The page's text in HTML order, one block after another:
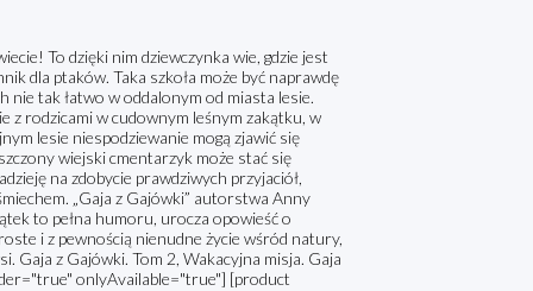
To dzięki nim dziewczynka wie, gdzie jest
dla ptaków. Taka szkoła może być naprawdę
nie tak łatwo w oddalonym od miasta lesie.
z rodzicami w cudownym leśnym zakątku, w
lesie niespodziewanie mogą zjawić się
wiejski cmentarzyk może stać się
na zdobycie prawdziwych przyjaciół,
„Gaja z Gajówki” autorstwa Anny
to pełna humoru, urocza opowieść o
i z pewnością nienudne życie wśród natury,
Gaja z Gajówki. Tom 2, Wakacyjna misja. Gaja
onlyAvailable="true"] [product